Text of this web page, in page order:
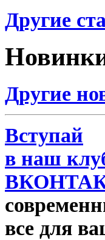
Другие
Другие
Вступай
в наш
все для